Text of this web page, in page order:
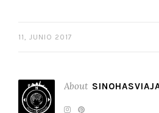
11, JUNIO 2017
About